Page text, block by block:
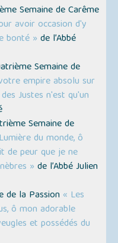
Semaine de Carême
avoir occasion d'y
bonté » de l’Abbé
Semaine de
empire absolu sur
Justes n'est qu'un
Semaine de
du monde, ô
de peur que je ne
» de l’Abbé Julien
de la Passion « Les
ô mon adorable
et possédés du